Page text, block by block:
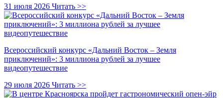
31 июля 2026 Читать >>
Всероссийский конкурс «Дальний Восток – Земля
приключений»: 3 миллиона рублей за лучшее
видеопутешествие
29 июля 2026 Читать >>